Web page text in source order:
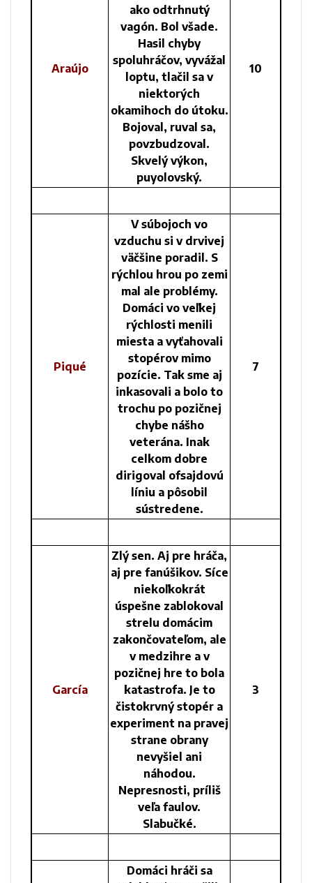
Araújo
ako odtrhnutý
vagón. Bol všade.
Hasil chyby
spoluhráčov, vyvážal
loptu, tlačil sa v
niektorých
okamihoch do útoku.
Bojoval, ruval sa,
povzbudzoval.
Skvelý výkon,
puyolovský.
10
Piqué
V súbojoch vo
vzduchu si v drvivej
väčšine poradil. S
rýchlou hrou po zemi
mal ale problémy.
Domáci vo veľkej
rýchlosti menili
miesta a vyťahovali
stopérov mimo
pozície. Tak sme aj
inkasovali a bolo to
trochu po pozičnej
chybe nášho
veterána. Inak
celkom dobre
dirigoval ofsajdovú
líniu a pôsobil
sústredene.
7
García
Zlý sen. Aj pre hráča,
aj pre fanúšikov. Síce
niekoľkokrát
úspešne zablokoval
strelu domácim
zakončovateľom, ale
v medzihre a v
pozičnej hre to bola
katastrofa. Je to
čistokrvný stopér a
experiment na pravej
strane obrany
nevyšiel ani
náhodou.
Nepresnosti, príliš
veľa faulov.
Slabučké.
3
Domáci hráči sa